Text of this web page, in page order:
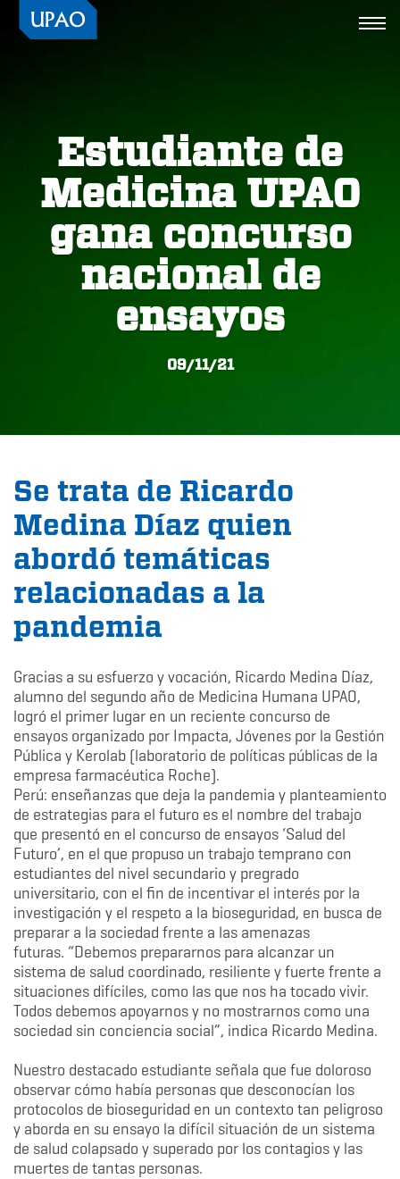
Estudiante de
Medicina UPAO
gana concurso
nacional de
ensayos
09/11/21
Se trata de Ricardo
Medina Díaz quien
abordó temáticas
relacionadas a la
pandemia
Gracias a su esfuerzo y vocación, Ricardo Medina Díaz,
alumno del segundo año de Medicina Humana UPAO,
logró el primer lugar en un reciente concurso de
ensayos organizado por Impacta, Jóvenes por la Gestión
Pública y Kerolab (laboratorio de políticas públicas de la
empresa farmacéutica Roche).
Perú: enseñanzas que deja la pandemia y planteamiento
de estrategias para el futuro es el nombre del trabajo
que presentó en el concurso de ensayos ‘Salud del
Futuro’, en el que propuso un trabajo temprano con
estudiantes del nivel secundario y pregrado
universitario, con el fin de incentivar el interés por la
investigación y el respeto a la bioseguridad, en busca de
preparar a la sociedad frente a las amenazas
futuras. “Debemos prepararnos para alcanzar un
sistema de salud coordinado, resiliente y fuerte frente a
situaciones difíciles, como las que nos ha tocado vivir.
Todos debemos apoyarnos y no mostrarnos como una
sociedad sin conciencia social”, indica Ricardo Medina.
Nuestro destacado estudiante señala que fue doloroso
observar cómo había personas que desconocían los
protocolos de bioseguridad en un contexto tan peligroso
y aborda en su ensayo la difícil situación de un sistema
de salud colapsado y superado por los contagios y las
muertes de tantas personas.